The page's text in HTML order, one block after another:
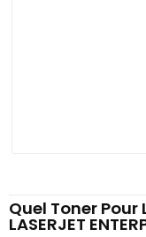
Quel Toner Pour
LASERJET